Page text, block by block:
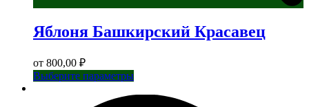
Яблоня Башкирский Красавец
от 800,00 ₽
Выберите параметрыЭтот